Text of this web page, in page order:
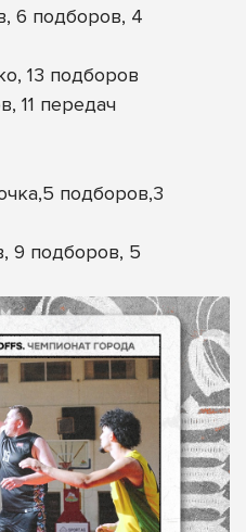
6 подборов, 4
13 подборов
11 передач
подборов,3
9 подборов, 5